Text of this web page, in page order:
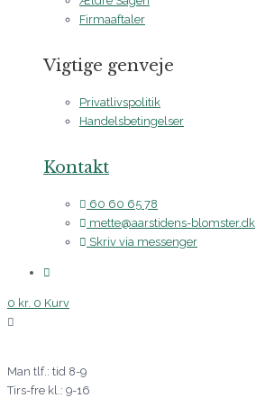
Firmaaftaler
Vigtige genveje
Privatlivspolitik
Handelsbetingelser
Kontakt
60 60 65 78
mette@aarstidens-blomster.dk
Skriv via messenger
0 kr. 0 Kurv
Man tlf.: tid 8-9
Tirs-fre kl.: 9-16